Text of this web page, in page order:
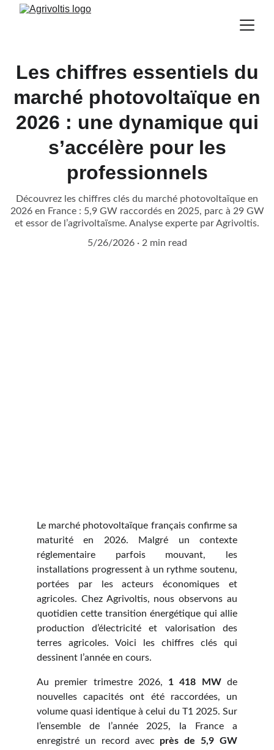
Les chiffres essentiels du
marché photovoltaïque en
2026 : une dynamique qui
s’accélère pour les
professionnels
Découvrez les chiffres clés du marché photovoltaïque en
2026 en France : 5,9 GW raccordés en 2025, parc à 29 GW
et essor de l’agrivoltaïsme. Analyse experte par Agrivoltis.
5/26/2026
2 min read
Le marché photovoltaïque français confirme sa
maturité en 2026. Malgré un contexte
réglementaire parfois mouvant, les
installations progressent à un rythme soutenu,
portées par les acteurs économiques et
agricoles. Chez Agrivoltis, nous observons au
quotidien cette transition énergétique qui allie
production d’électricité et valorisation des
terres agricoles. Voici les chiffres clés qui
dessinent l’année en cours.
Au premier trimestre 2026, 1 418 MWde
nouvelles capacités ont été raccordées, un
volume quasi identique à celui du T1 2025. Sur
l’ensemble de l’année 2025, la France a
enregistré un record avec près de 5,9 GW